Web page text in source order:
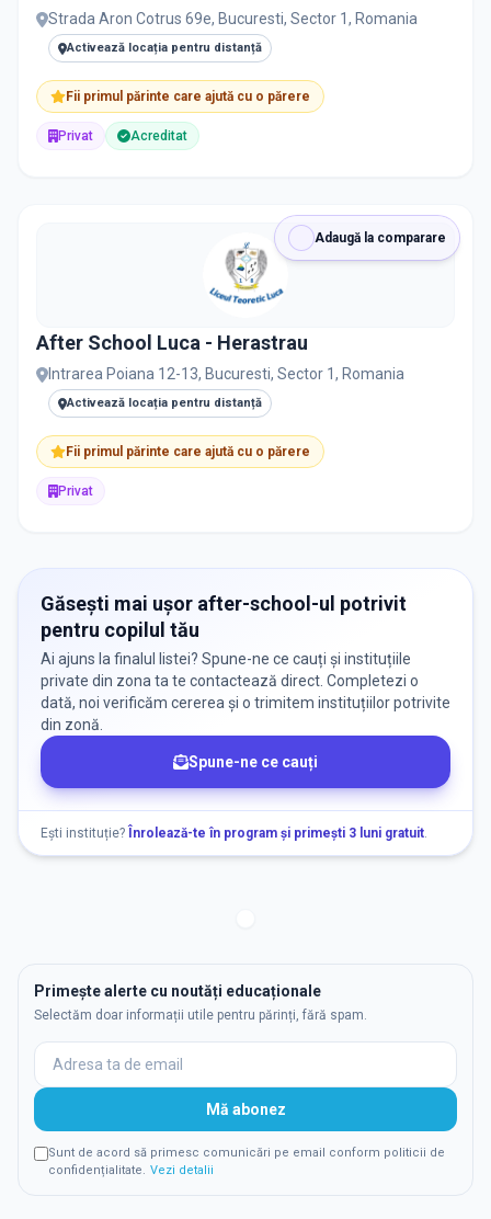
Nu există informații despre locuri libere
RECRUTARE
Nu există informații despre job-uri
Private
Toate Filtrele
METODOLOGIE, LIMBĂ, FACILITĂȚI
Resetează filtrele
Strada Aron Cotrus 69e, Bucuresti, Sector 1, Romania
Activează locația pentru distanță
Fii primul părinte care ajută cu o părere
Privat Acreditat
Adaugă la comparare
After School Luca - Herastrau
Intrarea Poiana 12-13, Bucuresti, Sector 1, Romania
Activează locația pentru distanță
Fii primul părinte care ajută cu o părere
Privat
Găsești mai ușor after-school-ul potrivit
pentru copilul tău
Ai ajuns la finalul listei? Spune-ne ce cauți și instituțiile
private din zona ta te contactează direct. Completezi o
dată, noi verificăm cererea și o trimitem instituțiilor potrivite
din zonă.
Spune-ne ce cauți
Ești instituție? Înrolează-te în program și primești 3 luni gratuit.
Primește alerte cu noutăți educaționale
Selectăm doar informații utile pentru părinți, fără spam.
Mă abonez
Sunt de acord să primesc comunicări pe email conform politicii de
confidențialitate. Vezi detalii